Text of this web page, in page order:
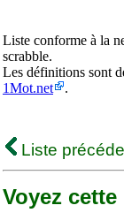
Liste conforme à la
scrabble.
Les définitions sont
1Mot.net
.
Liste
Voyez